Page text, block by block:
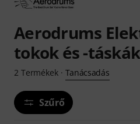
Aerodrums
tokok és -táskák
2 Termékek· Tanácsadás
Szűrő